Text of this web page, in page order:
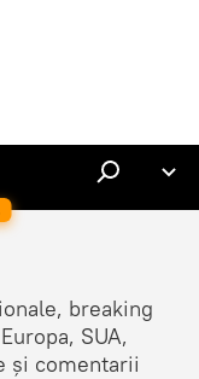
breaking
SUA,
și comentarii